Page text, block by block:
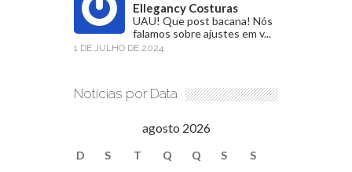
Ellegancy Costuras
UAU! Que post bacana! Nós
falamos sobre ajustes em v...
1 DE JULHO DE 2024
Notícias por Data
agosto 2026
D S T Q Q S S